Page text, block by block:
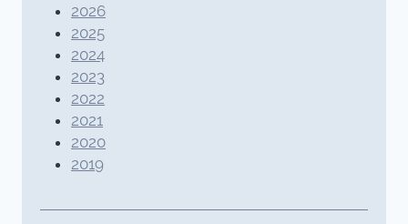
2026
2025
2024
2023
2022
2021
2020
2019